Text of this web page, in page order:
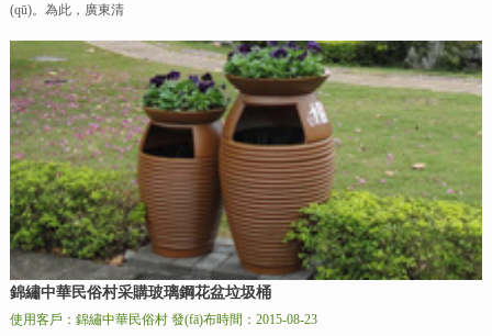
(qū)。為此，廣東清
錦繡中華民俗村采購玻璃鋼花盆垃圾桶
使用客戶：錦繡中華民俗村 發(fā)布時間：2015-08-23